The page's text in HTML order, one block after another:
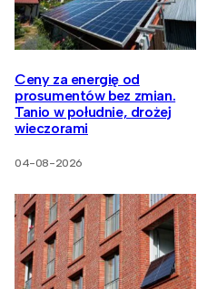
Ceny za energię od
prosumentów bez zmian.
Tanio w południe, drożej
wieczorami
04-08-2026